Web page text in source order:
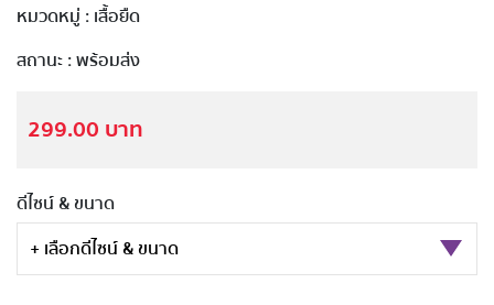
หมวดหมู่ : เสื้อยืด
สถานะ : พร้อมส่ง
299.00 บาท
ดีไซน์ & ขนาด
+ เลือกดีไซน์ & ขนาด